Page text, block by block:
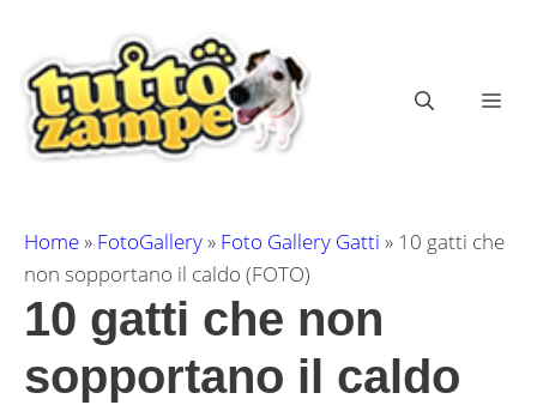
contenuto
Home» FotoGallery» Foto Gallery Gatti » 10 gatti che
non sopportano il caldo (FOTO)
10 gatti che non
sopportano il caldo